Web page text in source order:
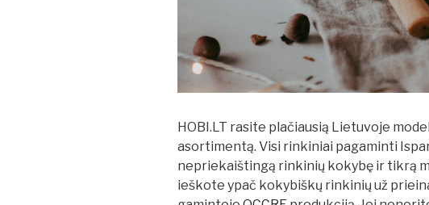
HOBI.LT rasite plačiausią Lietuvoje
asortimentą. Visi rinkiniai pagaminti
nepriekaištingą rinkinių kokybę ir tikrą
ieškote ypač kokybiškų rinkinių už